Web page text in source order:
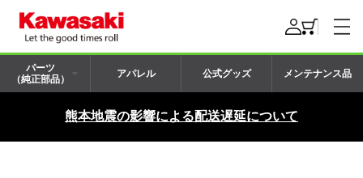
パーツ
（純正部品）
アパレル 公式グッズ メンテナンス品
熊本地震の影響による配送遅延について